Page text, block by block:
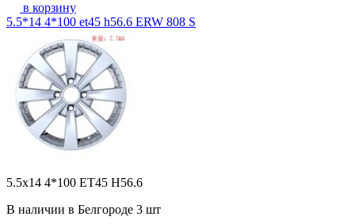
в корзину
5.5*14 4*100 et45 h56.6 ERW 808 S
5.5x14 4*100 ET45 H56.6
В наличии в Белгороде 3 шт